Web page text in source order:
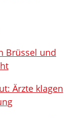
Brüssel und
Ärzte klagen